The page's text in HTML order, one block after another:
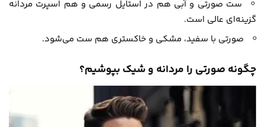
ست صورتی و آبی هم در استایل رسمی و هم اسپرت مردانه
گزینه‌ای عالی است.
صورتی با سفید، مشکی و خاکستری هم ست می‌شود.
چگونه صورتی را مردانه و شیک بپوشیم؟